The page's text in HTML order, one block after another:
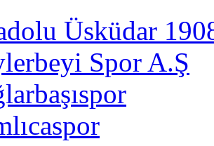
Üsküdar
Spor A.Ş